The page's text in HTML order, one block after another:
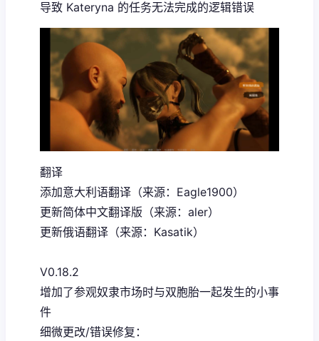
导致 Kateryna 的任务无法完成的逻辑错误
翻译
添加意大利语翻译（来源：Eagle1900）
更新简体中文翻译版（来源：aler）
更新俄语翻译（来源：Kasatik）
V0.18.2
增加了参观奴隶市场时与双胞胎一起发生的小事
件
细微更改/错误修复：